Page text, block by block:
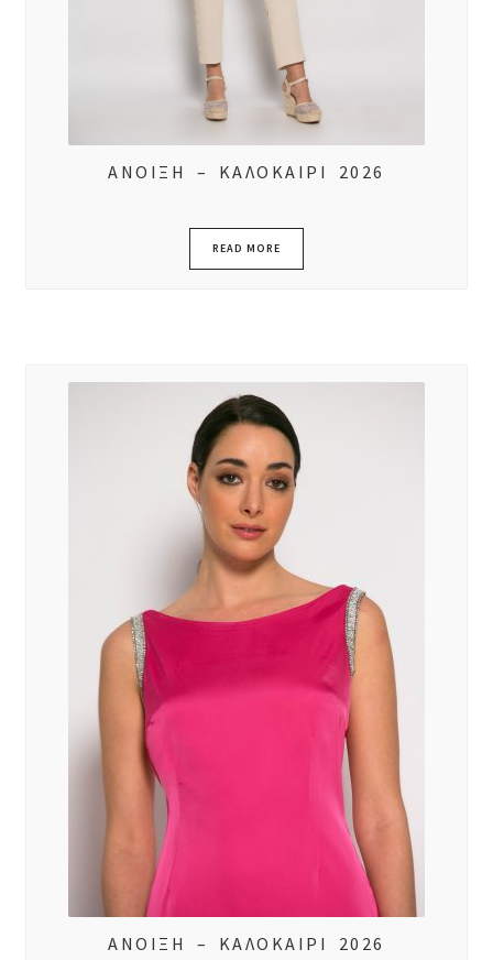
ΑΝΟΙΞΗ – ΚΑΛΟΚΑΙΡΙ 2026
READ MORE
ΑΝΟΙΞΗ – ΚΑΛΟΚΑΙΡΙ 2026